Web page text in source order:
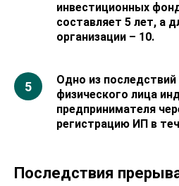
инвестиционных
составляет 5 лет, а
организации – 10.
Одно из
физического лица
предпринимателя
регистрацию ИП в
Последствия